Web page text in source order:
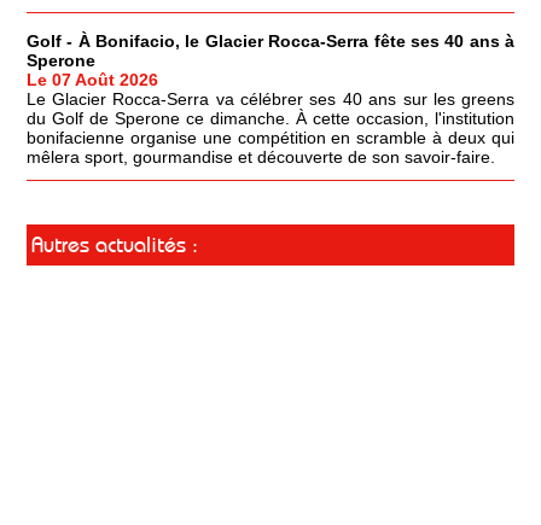
Golf - À Bonifacio, le Glacier Rocca-Serra fête ses 40 ans à
Sperone
Le 07 Août 2026
Le Glacier Rocca-Serra va célébrer ses 40 ans sur les greens
du Golf de Sperone ce dimanche. À cette occasion, l'institution
bonifacienne organise une compétition en scramble à deux qui
mêlera sport, gourmandise et découverte de son savoir-faire.
Autres actualités :